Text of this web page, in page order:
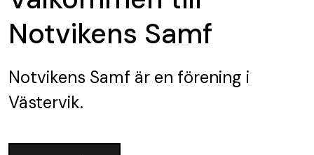
Notvikens Samf
Notvikens Samf är en förening i
Västervik.